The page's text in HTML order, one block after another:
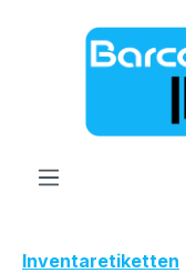
Zum Hauptinhalt
Inventaretiketten